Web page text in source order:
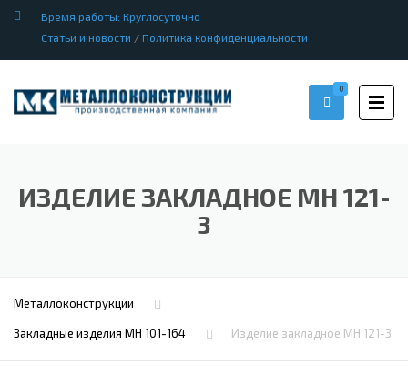
Время работы: Круглосуточно
Статьи и новости / Политика конфиденциальности
0
ИЗДЕЛИЕ ЗАКЛАДНОЕ МН 121-
3
Металлоконструкции
Закладные изделия МН 101-164 Изделие закладное МН 121-3